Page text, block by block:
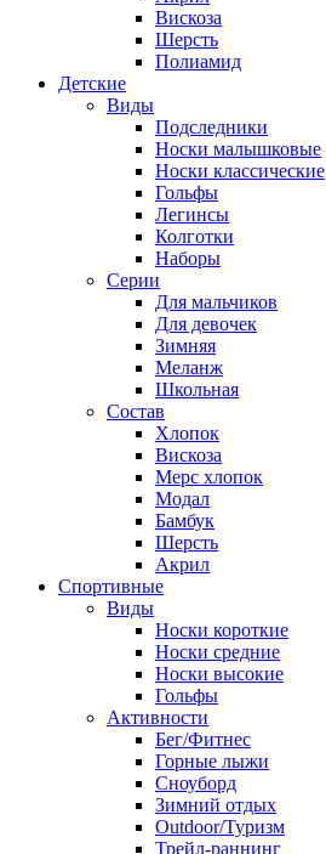
Вискоза
Шерсть
Полиамид
Детские
Виды
Подследники
Носки малышковые
Носки классические
Гольфы
Легинсы
Колготки
Наборы
Серии
Для мальчиков
Для девочек
Зимняя
Меланж
Школьная
Состав
Хлопок
Вискоза
Мерс хлопок
Модал
Бамбук
Шерсть
Акрил
Спортивные
Виды
Носки короткие
Носки средние
Носки высокие
Гольфы
Активности
Бег/Фитнес
Горные лыжи
Сноуборд
Зимний отдых
Outdoor/Туризм
Трейл-раннинг